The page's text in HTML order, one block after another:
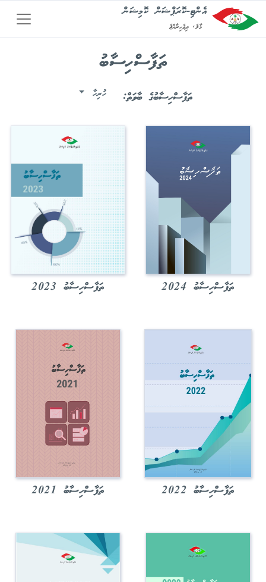
އެންޓި-ކޮރަޕްޝަން ކޮމިޝަން
މާލެ, ދިވެހިރާއްޖެ
ތަފާސްހިސާބު
ތަފާސްހިސާބުގެ ބާވަތް: ހުރިހާ
ތަފާސްހިސާބު 2024 ތަފާސްހިސާބު 2023
ތަފާސްހިސާބު 2022 ތަފާސްހިސާބު 2021